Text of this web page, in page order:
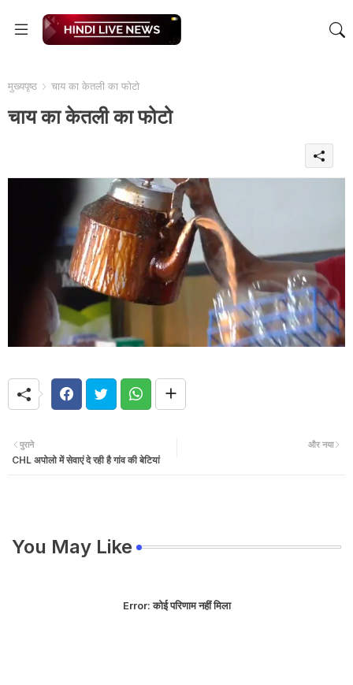
मुख्यपृष्ठ चाय का केतली का फोटो
चाय का केतली का फोटो
और नया
पुराने
CHL अपोलो में सेवाएं दे रही है गांव की बेटियां
You May Like
Error:कोई परिणाम नहीं मिला